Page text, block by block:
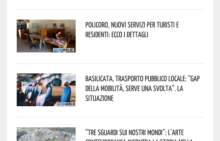
Policoro, nuovi servizi per turisti e
residenti: ecco i dettagli
Basilicata, trasporto pubblico locale: “Gap
della mobilità, serve una svolta”. La
situazione
“Tre Sguardi sui Nostri Mondi”: l’arte